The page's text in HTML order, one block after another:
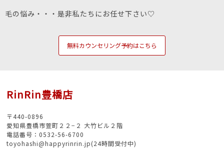
毛の悩み・・・是非私たちにお任せ下さい♡
無料カウンセリング予約はこちら
RinRin豊橋店
〒440-0896
愛知県豊橋市萱町２２−２ 大竹ビル２階
電話番号：0532-56-6700
toyohashi@happyrinrin.jp(24時間受付中)